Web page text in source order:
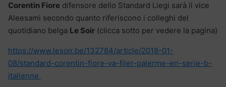
Corentin Fiore difensore dello Standard Liegi sarà il vice
Aleesami secondo quanto riferiscono i colleghi del
quotidiano belga Le Soir (clicca sotto per vedere la pagina)
https://www.lesoir.be/132784/article/2018-01-
08/standard-corentin-fiore-va-filer-palerme-en-serie-b-
italienne